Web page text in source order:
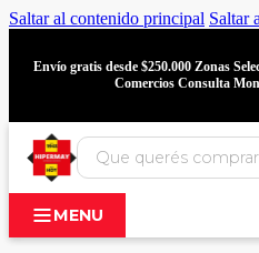
Saltar al contenido principal Saltar
Envío gratis desde $250.000 Zonas
Comercios Consulta
MENU